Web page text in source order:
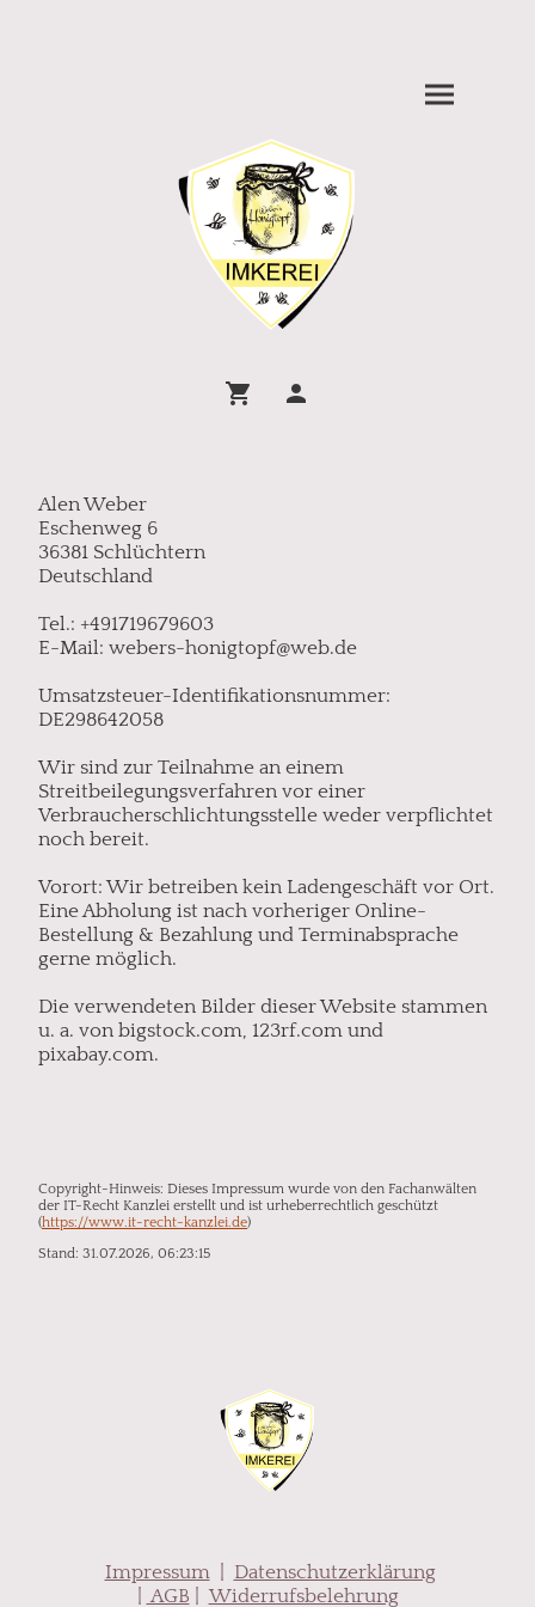
Alen Weber
Eschenweg 6
36381 Schlüchtern
Deutschland
Tel.: +491719679603
E-Mail: webers-honigtopf@web.de
Umsatzsteuer-Identifikationsnummer:
DE298642058
Wir sind zur Teilnahme an einem
Streitbeilegungsverfahren vor einer
Verbraucherschlichtungsstelle weder verpflichtet
noch bereit.
Vorort: Wir betreiben kein Ladengeschäft vor Ort.
Eine Abholung ist nach vorheriger Online-
Bestellung & Bezahlung und Terminabsprache
gerne möglich.
Die verwendeten Bilder dieser Website stammen
u. a. von bigstock.com, 123rf.com und
pixabay.com.
Copyright-Hinweis: Dieses Impressum wurde von den Fachanwälten
der IT-Recht Kanzlei erstellt und ist urheberrechtlich geschützt
(https://www.it-recht-kanzlei.de)
Stand: 31.07.2026, 06:23:15
Impressum| Datenschutzerklärung
AGB Widerrufsbelehrung